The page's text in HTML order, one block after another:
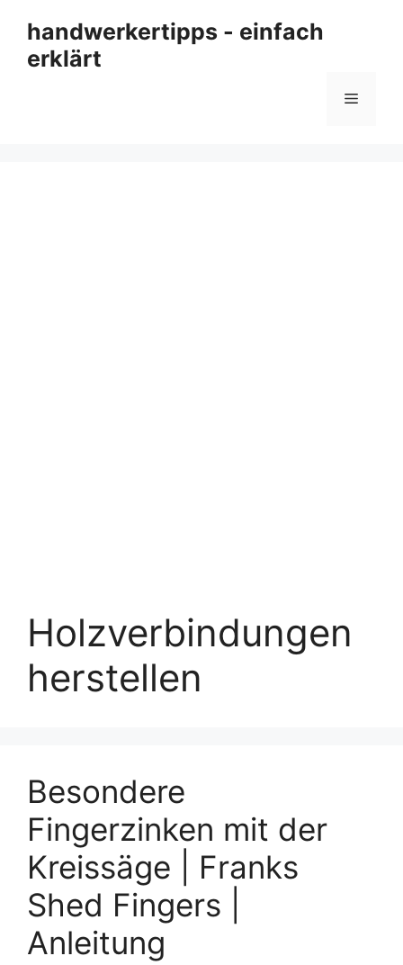
Inhalt
springen
handwerkertipps - einfach
erklärt
Menü
Holzverbindungen
herstellen
Besondere
Fingerzinken mit der
Kreissäge | Franks
Shed Fingers |
Anleitung